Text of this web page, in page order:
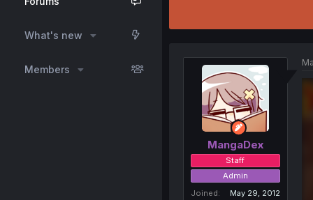
What's new
Members
MangaDex
Staff
Admin
Joined
May 29, 2012